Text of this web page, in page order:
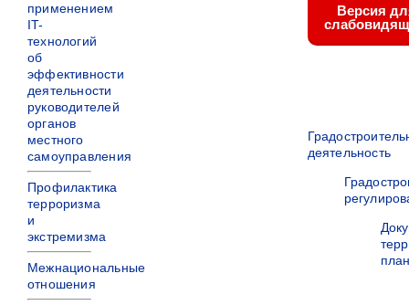
применением
IT-
технологий
об
эффективности
деятельности
руководителей
органов
местного
самоуправления
Профилактика
терроризма
и
экстремизма
Межнациональные
отношения
Версия
деятельность